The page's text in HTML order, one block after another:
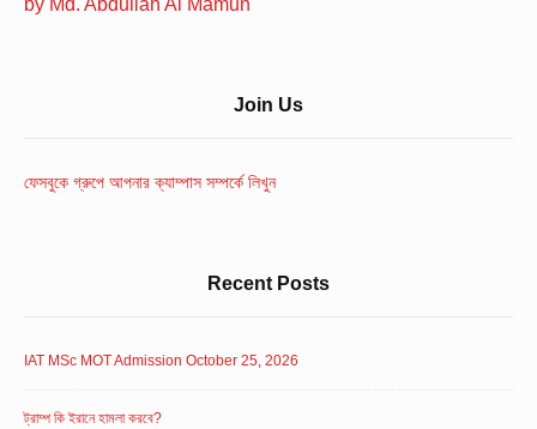
Area
Join Us
ফেসবুকে গ্রুপে আপনার ক্যাম্পাস সম্পর্কে লিখুন
Recent Posts
IAT MSc MOT Admission October 25, 2026
ট্রাম্প কি ইরানে হামলা করবে?